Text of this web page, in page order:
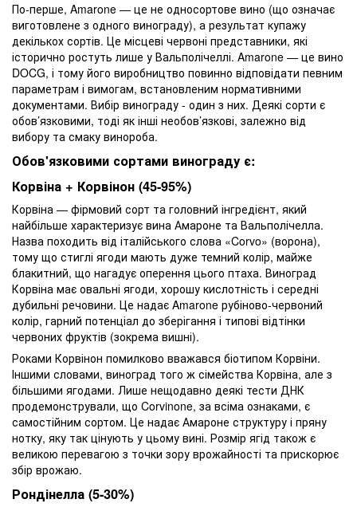
По-перше, Amarone — це не односортове вино (що означає
виготовлене з одного винограду), а результат купажу
декількох сортів. Це місцеві червоні представники, які
історично ростуть лише у Вальполічеллі. Amarone — це вино
DOCG, і тому його виробництво повинно відповідати певним
параметрам і вимогам, встановленим нормативними
документами. Вибір винограду - один з них. Деякі сорти є
обов’язковими, тоді як інші необов’язкові, залежно від
вибору та смаку винороба.
Обов'язковими сортами винограду є:
Корвіна + Корвінон (45-95%)
Корвіна — фірмовий сорт та головний інгредієнт, який
найбільше характеризує вина Амароне та Вальполічелла.
Назва походить від італійського слова «Corvo» (ворона),
тому що стиглі ягоди мають дуже темний колір, майже
блакитний, що нагадує оперення цього птаха. Виноград
Корвіна має овальні ягоди, хорошу кислотність і середні
дубильні речовини. Це надає Amarone рубіново-червоний
колір, гарний потенціал до зберігання і типові відтінки
червоних фруктів (зокрема вишні).
Роками Корвінон помилково вважався біотипом Корвіни.
Іншими словами, виноград того ж сімейства Корвіна, але з
більшими ягодами. Лише нещодавно деякі тести ДНК
продемонстрували, що Corvinone, за всіма ознаками, є
самостійним сортом. Це надає Амароне структуру і пряну
нотку, яку так цінують у цьому вині. Розмір ягід також є
великою перевагою з точки зору врожайності та прискорює
збір врожаю.
Рондінелла (5-30%)